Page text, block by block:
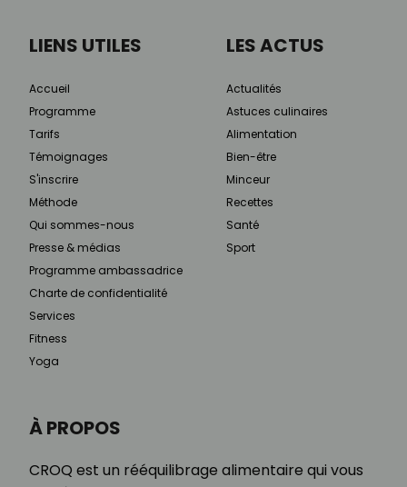
À PROPOS
CROQ est un rééquilibrage alimentaire qui vous
LIENS UTILES
Accueil
Programme
Tarifs
Témoignages
S'inscrire
Méthode
Qui sommes-nous
Presse & médias
Programme ambassadrice
Charte de confidentialité
Services
Fitness
Yoga
LES ACTUS
Actualités
Astuces culinaires
Alimentation
Bien-être
Minceur
Recettes
Santé
Sport